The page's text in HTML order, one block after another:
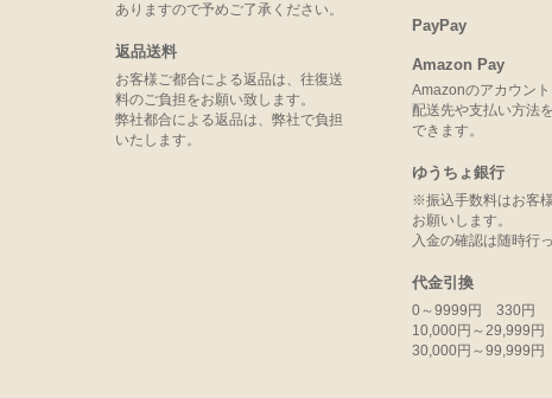
ありますので予めご了承ください。
返品送料
お客様ご都合による返品は、往復送
料のご負担をお願い致します。
弊社都合による返品は、弊社で負担
いたします。
PayPay
Amazon Pay
Amazonのアカウン
配送先や支払い方法
できます。
ゆうちょ銀行
※振込手数料はお客
お願いします。
入金の確認は随時行
代金引換
0～9999円 330円
10,000円～29,999
30,000円～99,999